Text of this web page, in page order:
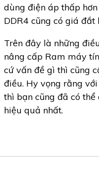
dùng điện áp thấp
DDR4 cũng có giá đắt
Trên đây là những
nâng cấp Ram máy
cứ vấn đề gì thì cũng
điều. Hy vọng rằng
thì bạn cũng đã có
hiệu quả nhất.